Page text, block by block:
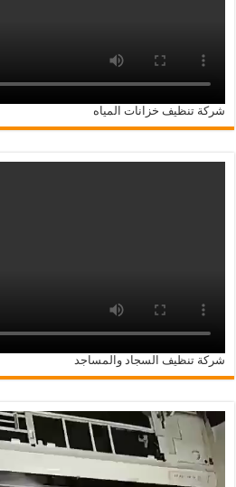
شركة تنظيف خزانات المياه
شركة تنظيف السجاد والمساجد